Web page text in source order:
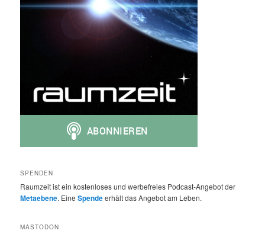
SPENDEN
Raumzeit ist ein kostenloses und werbefreies Podcast-Angebot der
Metaebene. EineSpendeerhält das Angebot am Leben.
MASTODON